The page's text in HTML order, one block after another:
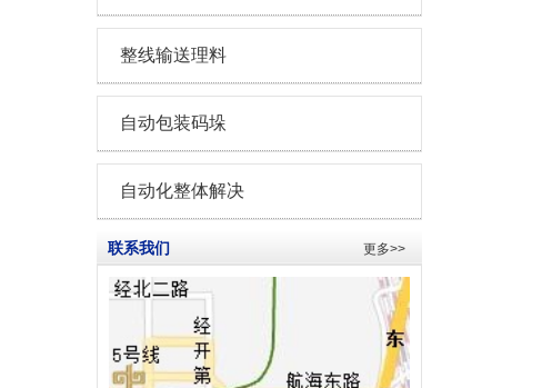
整线输送理料
自动包装码垛
自动化整体解决
联系我们 更多>>